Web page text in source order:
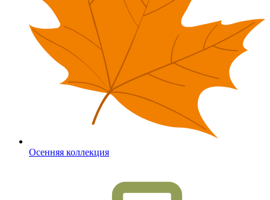
Осенняя коллекция